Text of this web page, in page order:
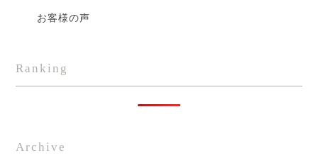
お客様の声
Ranking
Archive